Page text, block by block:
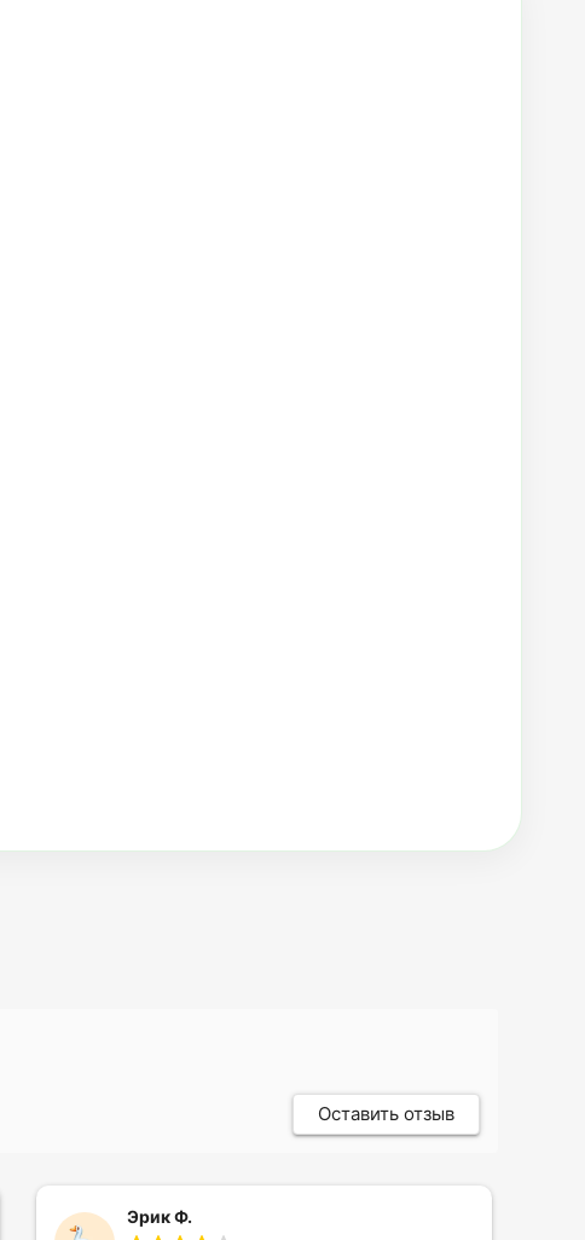
Оставить отзыв
Эрик Ф.